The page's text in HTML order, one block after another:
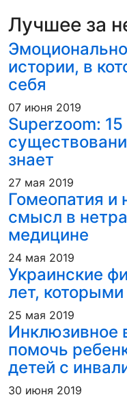
Лучшее за
истории, в
себя
07 июня 2019
Superzoom:
знает
27 мая 2019
Гомеопатия и
смысл в
медицине
24 мая 2019
Украинские
лет,
25 мая 2019
Инклюзивное
помочь
детей с
30 июня 2019